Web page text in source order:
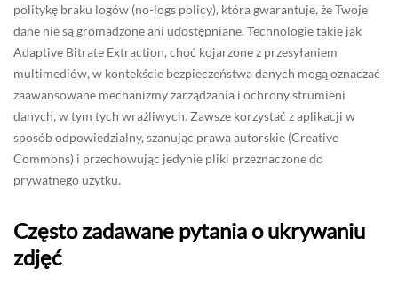
politykę braku logów (no-logs policy), która gwarantuje, że Twoje
dane nie są gromadzone ani udostępniane. Technologie takie jak
Adaptive Bitrate Extraction, choć kojarzone z przesyłaniem
multimediów, w kontekście bezpieczeństwa danych mogą oznaczać
zaawansowane mechanizmy zarządzania i ochrony strumieni
danych, w tym tych wrażliwych. Zawsze korzystać z aplikacji w
sposób odpowiedzialny, szanując prawa autorskie (Creative
Commons) i przechowując jedynie pliki przeznaczone do
prywatnego użytku.
Często zadawane pytania o ukrywaniu
zdjęć